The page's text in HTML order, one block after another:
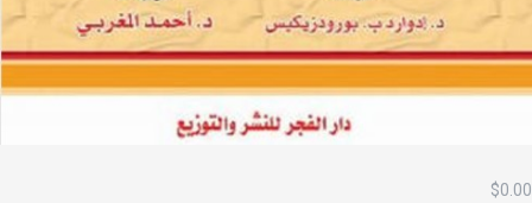
$